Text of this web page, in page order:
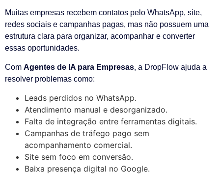
Muitas empresas recebem contatos pelo WhatsApp, site,
redes sociais e campanhas pagas, mas não possuem uma
estrutura clara para organizar, acompanhar e converter
essas oportunidades.
Com Agentes de IA para Empresas, a DropFlow ajuda a
resolver problemas como:
Leads perdidos no WhatsApp.
Atendimento manual e desorganizado.
Falta de integração entre ferramentas digitais.
Campanhas de tráfego pago sem
acompanhamento comercial.
Site sem foco em conversão.
Baixa presença digital no Google.